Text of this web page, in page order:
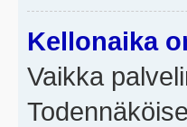
Kellonaika
Vaikka